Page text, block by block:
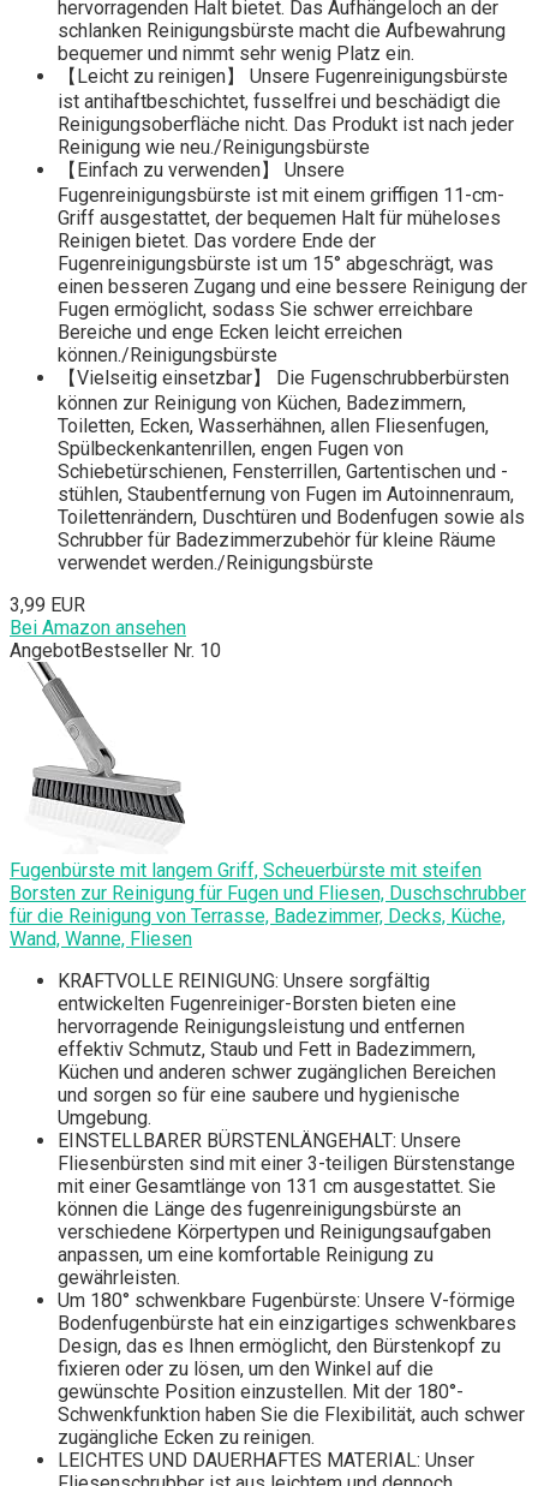
hervorragenden Halt bietet. Das Aufhängeloch an der
schlanken Reinigungsbürste macht die Aufbewahrung
bequemer und nimmt sehr wenig Platz ein.
【Leicht zu reinigen】 Unsere Fugenreinigungsbürste
ist antihaftbeschichtet, fusselfrei und beschädigt die
Reinigungsoberfläche nicht. Das Produkt ist nach jeder
Reinigung wie neu./Reinigungsbürste
【Einfach zu verwenden】 Unsere
Fugenreinigungsbürste ist mit einem griffigen 11-cm-
Griff ausgestattet, der bequemen Halt für müheloses
Reinigen bietet. Das vordere Ende der
Fugenreinigungsbürste ist um 15° abgeschrägt, was
einen besseren Zugang und eine bessere Reinigung der
Fugen ermöglicht, sodass Sie schwer erreichbare
Bereiche und enge Ecken leicht erreichen
können./Reinigungsbürste
【Vielseitig einsetzbar】 Die Fugenschrubberbürsten
können zur Reinigung von Küchen, Badezimmern,
Toiletten, Ecken, Wasserhähnen, allen Fliesenfugen,
Spülbeckenkantenrillen, engen Fugen von
Schiebetürschienen, Fensterrillen, Gartentischen und -
stühlen, Staubentfernung von Fugen im Autoinnenraum,
Toilettenrändern, Duschtüren und Bodenfugen sowie als
Schrubber für Badezimmerzubehör für kleine Räume
verwendet werden./Reinigungsbürste
3,99 EUR
Bei Amazon ansehen
AngebotBestseller Nr. 10
Fugenbürste mit langem Griff, Scheuerbürste mit steifen
Borsten zur Reinigung für Fugen und Fliesen, Duschschrubber
für die Reinigung von Terrasse, Badezimmer, Decks, Küche,
Wand, Wanne, Fliesen
KRAFTVOLLE REINIGUNG: Unsere sorgfältig
entwickelten Fugenreiniger-Borsten bieten eine
hervorragende Reinigungsleistung und entfernen
effektiv Schmutz, Staub und Fett in Badezimmern,
Küchen und anderen schwer zugänglichen Bereichen
und sorgen so für eine saubere und hygienische
Umgebung.
EINSTELLBARER BÜRSTENLÄNGEHALT: Unsere
Fliesenbürsten sind mit einer 3-teiligen Bürstenstange
mit einer Gesamtlänge von 131 cm ausgestattet. Sie
können die Länge des fugenreinigungsbürste an
verschiedene Körpertypen und Reinigungsaufgaben
anpassen, um eine komfortable Reinigung zu
gewährleisten.
Um 180° schwenkbare Fugenbürste: Unsere V-förmige
Bodenfugenbürste hat ein einzigartiges schwenkbares
Design, das es Ihnen ermöglicht, den Bürstenkopf zu
fixieren oder zu lösen, um den Winkel auf die
gewünschte Position einzustellen. Mit der 180°-
Schwenkfunktion haben Sie die Flexibilität, auch schwer
zugängliche Ecken zu reinigen.
LEICHTES UND DAUERHAFTES MATERIAL: Unser